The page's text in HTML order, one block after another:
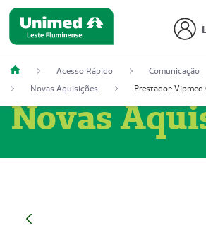
Acesso Rápido
Comunicação
Novas Aquisições
Novas